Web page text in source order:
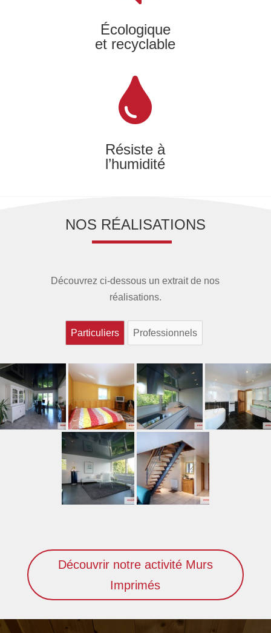
Écologique
et recyclable
Résiste à
l’humidité
NOS RÉALISATIONS
Découvrez ci-dessous un extrait de nos
réalisations.
Particuliers Professionnels
Découvrir notre activité Murs
Imprimés